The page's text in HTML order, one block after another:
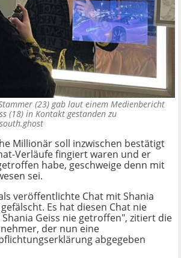
(23) gab laut einem Medienbericht
(18) in Kontakt gestanden zu
Millionär soll inzwischen bestätigt
Verläufe fingiert waren und er
habe, geschweige denn mit
sei.
veröffentlichte Chat mit Shania
Es hat diesen Chat nie
Geiss nie getroffen", zitiert die
der nun eine
abgegeben